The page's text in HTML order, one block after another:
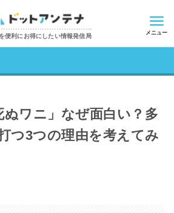
便利にお得にしたい情報発信局
メニュー
ぬワニ」なぜ面白い？多
つ3つの理由を考えてみ